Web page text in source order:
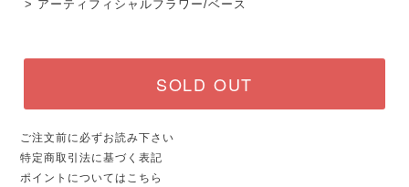
> アーティフィシャルフラワー/ベース
SOLD OUT
ご注文前に必ずお読み下さい
特定商取引法に基づく表記
ポイントについてはこちら